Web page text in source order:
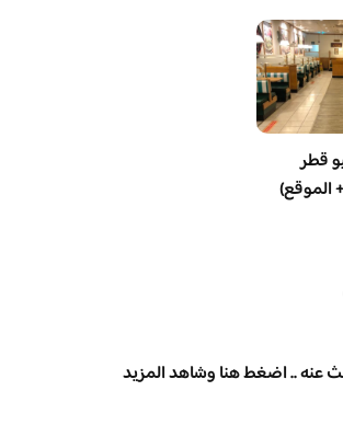
قطر
الموقع)
عنه .. اضغط هنا وشاهد المزيد